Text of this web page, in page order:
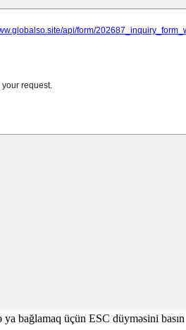
bağlamaq üçün ESC düyməsini basın